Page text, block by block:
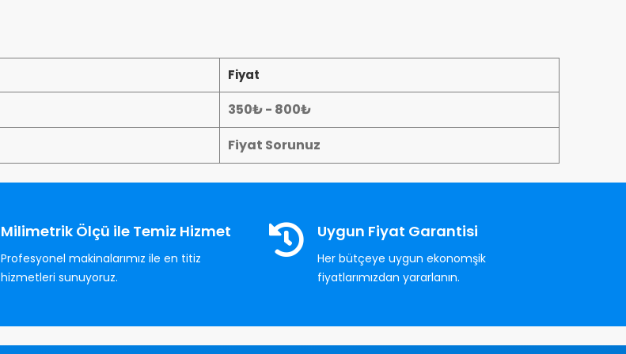
Fiyat
350₺ - 800₺
Fiyat Sorunuz
Milimetrik Ölçü ile Temiz Hizmet
Profesyonel makinalarımız ile en titiz
hizmetleri sunuyoruz.
Uygun Fiyat Garantisi
Her bütçeye uygun ekonomşik
fiyatlarımızdan yararlanın.